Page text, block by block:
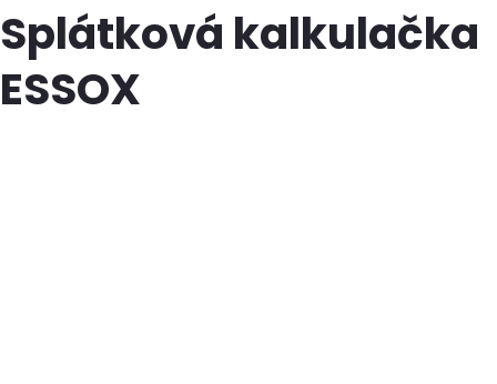
Splátková kalkulačka
ESSOX